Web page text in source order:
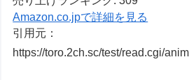
Amazon.co.jpで詳細を見る
引用元：
https://toro.2ch.sc/test/read.cgi/